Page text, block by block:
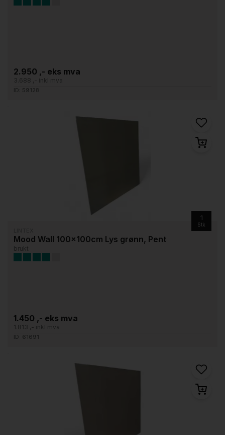
2.950 ,- eks mva
3.688 ,- inkl mva
ID: 59128
1
Stk
Mood Wall 100x100cm Lys grønn, Pent
brukt
1.450 ,- eks mva
1.813 ,- inkl mva
ID: 61691